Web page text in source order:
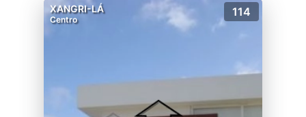
XANGRI-LÁ
Centro
114